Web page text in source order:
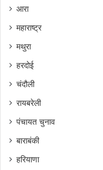
आरा
महाराष्ट्र
मथुरा
हरदोई
चंदौली
रायबरेली
पंचायत चुनाव
बाराबंकी
हरियाणा